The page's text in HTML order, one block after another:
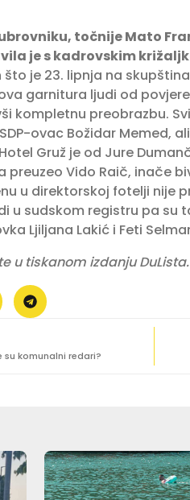
točnije Mato
je s kadrovskim
što je 23. lipnja na
garnitura ljudi od
kompletnu preobrazbu.
ovac Božidar Memed,
Gruž je od Jure
preuzeo Vido Raič, inače
u direktorskoj fotelji nije
u sudskom registru pa
Ljiljana Lakić i Feti
u tiskanom izdanju DuLista.
su komunalni redari?